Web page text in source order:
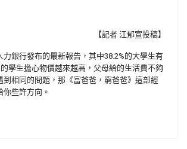
【記者 江郁宣投稿】
力銀行發布的最新報告，其中38.2%的大學生有
學生擔心物價越來越高，父母給的生活費不夠
到相同的問題，那《富爸爸，窮爸爸》這部經
些許方向。